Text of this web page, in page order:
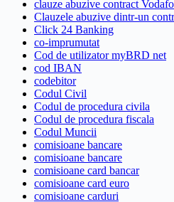
clauze abuzive contract
Clauzele abuzive dintr-un
Click 24 Banking
co-imprumutat
Cod de utilizator myBRD net
cod IBAN
codebitor
Codul Civil
Codul de procedura civila
Codul de procedura fiscala
Codul Muncii
comisioane bancare
comisioane bancare
comisioane card bancar
comisioane card euro
comisioane carduri